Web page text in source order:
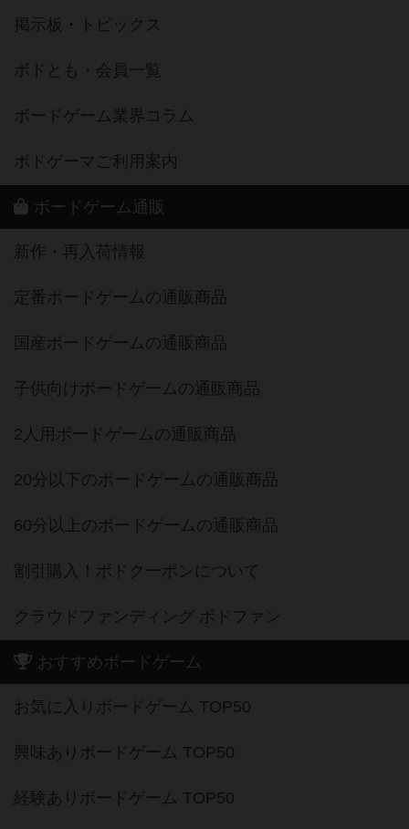
掲示板・トピックス
ボドとも・会員一覧
ボードゲーム業界コラム
ボドゲーマご利用案内
ボードゲーム通販
新作・再入荷情報
定番ボードゲームの通販商品
国産ボードゲームの通販商品
子供向けボードゲームの通販商品
2人用ボードゲームの通販商品
20分以下のボードゲームの通販商品
60分以上のボードゲームの通販商品
割引購入！ボドクーポンについて
クラウドファンディング ボドファン
おすすめボードゲーム
お気に入りボードゲーム TOP50
興味ありボードゲーム TOP50
経験ありボードゲーム TOP50